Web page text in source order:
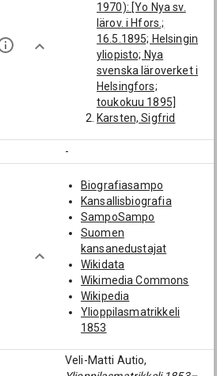
1970): [Yo Nya sv.
lärov. i Hfors.;
16.5.1895; Helsingin
yliopisto; Nya
svenska läroverket i
Helsingfors;
toukokuu 1895]
Karsten, Sigfrid
opettaja;
antropologi;
sosiologi; Helsingin
yliopisto]
Rein, Gabriel (1869-
1947): [Helsingin
yliopisto]
von Kraemer, Alexis
Karl Oskar Fredrik
(1871-1927):
[Helsingin yliopisto;
Runeberg, Birger
(1875-1938): [Yo
-
Biografiasampo
Kansallisbiografia
SampoSampo
Suomen
kansanedustajat
Wikidata
Wikimedia Commons
Wikipedia
Ylioppilasmatrikkeli
1853
Veli-Matti Autio,